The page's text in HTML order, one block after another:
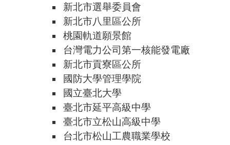
新北市選舉委員會
新北市八里區公所
桃園軌道願景館
台灣電力公司第一核能發電廠
新北市貢寮區公所
國防大學管理學院
國立臺北大學
臺北市延平高級中學
臺北市立松山高級中學
台北市松山工農職業學校